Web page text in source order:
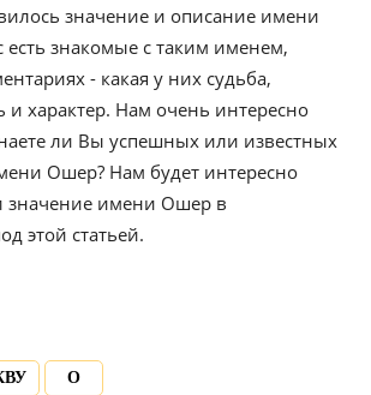
значение и описание имени
знакомые с таким именем,
- какая у них судьба,
и характер. Нам очень интересно
ли Вы успешных или известных
Ошер? Нам будет интересно
значение имени Ошер в
этой статьей.
О